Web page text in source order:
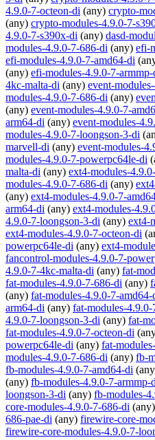
4.9.0-7-octeon-di (any) crypto-
(any) crypto-modules-4.9.0-7-
4.9.0-7-s390x-di (any) dasd-
modules-4.9.0-7-686-di (any) efi-
efi-modules-4.9.0-7-amd64-di
(any) efi-modules-4.9.0-7-armmp-
4kc-malta-di (any) event-
modules-4.9.0-7-686-di (any)
(any) event-modules-4.9.0-7-
arm64-di (any) event-modules-
modules-4.9.0-7-loongson-3-di
marvell-di (any) event-modules-
modules-4.9.0-7-powerpc64le-di
malta-di (any) ext4-modules-
modules-4.9.0-7-686-di (any)
(any) ext4-modules-4.9.0-7-
arm64-di (any) ext4-modules-
4.9.0-7-loongson-3-di (any) ext4-
ext4-modules-4.9.0-7-octeon-di
powerpc64le-di (any) ext4-
fancontrol-modules-4.9.0-7-
4.9.0-7-4kc-malta-di (any) fat-
fat-modules-4.9.0-7-686-di (any)
(any) fat-modules-4.9.0-7-amd64-
arm64-di (any) fat-modules-
4.9.0-7-loongson-3-di (any) fat-
fat-modules-4.9.0-7-octeon-di
powerpc64le-di (any) fat-
modules-4.9.0-7-686-di (any) fb-
fb-modules-4.9.0-7-amd64-di
(any) fb-modules-4.9.0-7-armmp-
loongson-3-di (any) fb-modules-
core-modules-4.9.0-7-686-di (any)
686-pae-di (any) firewire-core-
firewire-core-modules-4.9.0-7-